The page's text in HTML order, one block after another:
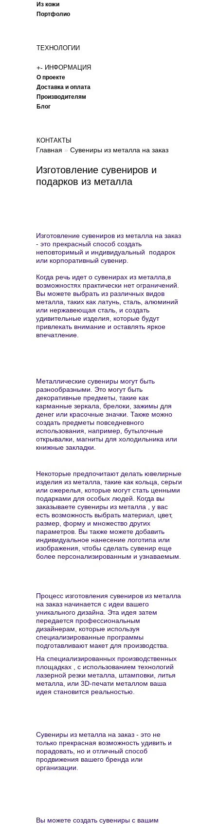
Из кожи
Портфолио
ТЕХНОЛОГИИ
+- ИНФОРМАЦИЯ
О проекте
Доставка и оплата
Производителям
Блог
КОНТАКТЫ
Главная » Сувениры из металла на заказ
Изготовление сувениров и
подарков из металла
Изготовление сувениров из металла на заказ
- это прекрасный способ создать
неповторимый и индивидуальный подарок
или корпоративный сувенир.
Когда речь идет о сувенирах из металла,в
возможностях практически нет ограничений.
Вы можете выбрать из различных видов
металла, таких как латунь, сталь, алюминий
или нержавеющая сталь, и создать
удивительные изделия, которые будут
привлекать внимание и оставлять яркое
впечатление.
Металлические сувениры могут быть
разнообразными. Это могут быть
декоративные предметы, такие как
карманные зеркала, брелоки, зажимы для
денег или красочные значки. Также можно
создать предметы повседневного
использования, например, бутылочные
открывалки, магниты для холодильника или
книжные закладки.
Некоторые предпочитают делать ювелирные
изделия из металла, такие как кольца, серьги
или ожерелья, которые могут стать ценными
подарками для особых людей. Когда вы
заказываете сувениры из металла , у вас
есть возможность выбрать материал, цвет,
размер, форму и множество других
параметров. Вы также можете добавить
индивидуальное нанесение логотипа или
изображения, чтобы сделать сувенир еще
более персонализированным и узнаваемым.
Процесс изготовления сувениров из металла
на заказ начинается с идеи вашего
уникального дизайна. Эта идея затем
передается профессиональным
дизайнерам, которые используя
специализированные программы
подготавливают макет для производства.
На специализированных производственных
площадках , с использованием технологий
лазерной резки металла, штамповки, литья
металла, или 3D-печати металлом ваша
идея становится реальностью.
Сувениры из металла на заказ - это не
только прекрасная возможность удивить и
порадовать, но и отличный способ
продвижения вашего бренда или
организации.
Вы можете создать сувениры с вашим